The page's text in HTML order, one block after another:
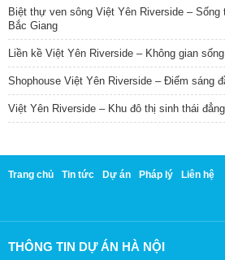
Biệt thự ven sông Việt Yên Riverside –
Bắc Giang
Liền kề Việt Yên Riverside – Không gian
Shophouse Việt Yên Riverside – Điểm sáng
Việt Yên Riverside – Khu đô thị sinh thái
Trang chủ Tin tức Dự án Pháp lý Liên hệ
THÔNG TIN DỰ ÁN HÀ NỘI